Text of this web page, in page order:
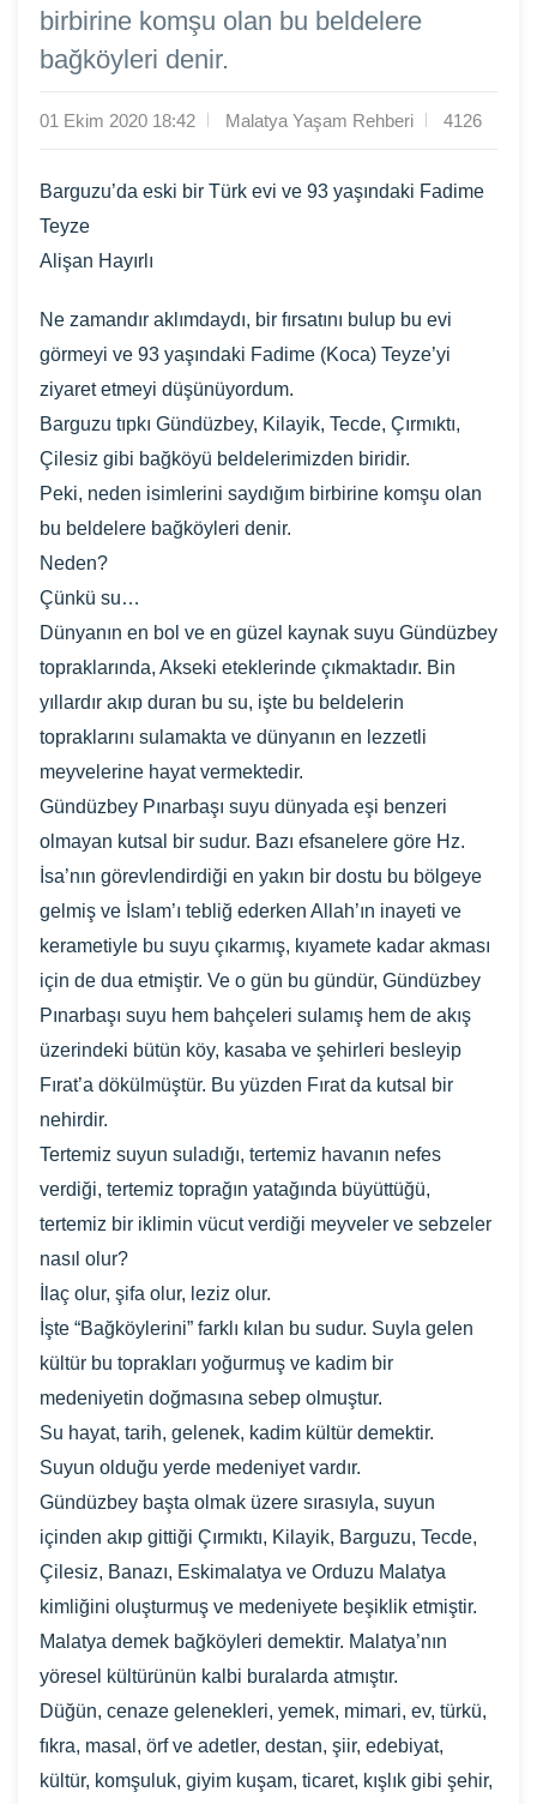
birbirine komşu olan bu beldelere
bağköyleri denir.
01 Ekim 2020 18:42 Malatya Yaşam Rehberi 4126
Barguzu’da eski bir Türk evi ve 93 yaşındaki Fadime
Teyze
Alişan Hayırlı
Ne zamandır aklımdaydı, bir fırsatını bulup bu evi
görmeyi ve 93 yaşındaki Fadime (Koca) Teyze’yi
ziyaret etmeyi düşünüyordum.
Barguzu tıpkı Gündüzbey, Kilayik, Tecde, Çırmıktı,
Çilesiz gibi bağköyü beldelerimizden biridir.
Peki, neden isimlerini saydığım birbirine komşu olan
bu beldelere bağköyleri denir.
Neden?
Çünkü su…
Dünyanın en bol ve en güzel kaynak suyu Gündüzbey
topraklarında, Akseki eteklerinde çıkmaktadır. Bin
yıllardır akıp duran bu su, işte bu beldelerin
topraklarını sulamakta ve dünyanın en lezzetli
meyvelerine hayat vermektedir.
Gündüzbey Pınarbaşı suyu dünyada eşi benzeri
olmayan kutsal bir sudur. Bazı efsanelere göre Hz.
İsa’nın görevlendirdiği en yakın bir dostu bu bölgeye
gelmiş ve İslam’ı tebliğ ederken Allah’ın inayeti ve
kerametiyle bu suyu çıkarmış, kıyamete kadar akması
için de dua etmiştir. Ve o gün bu gündür, Gündüzbey
Pınarbaşı suyu hem bahçeleri sulamış hem de akış
üzerindeki bütün köy, kasaba ve şehirleri besleyip
Fırat’a dökülmüştür. Bu yüzden Fırat da kutsal bir
nehirdir.
Tertemiz suyun suladığı, tertemiz havanın nefes
verdiği, tertemiz toprağın yatağında büyüttüğü,
tertemiz bir iklimin vücut verdiği meyveler ve sebzeler
nasıl olur?
İlaç olur, şifa olur, leziz olur.
İşte “Bağköylerini” farklı kılan bu sudur. Suyla gelen
kültür bu toprakları yoğurmuş ve kadim bir
medeniyetin doğmasına sebep olmuştur.
Su hayat, tarih, gelenek, kadim kültür demektir.
Suyun olduğu yerde medeniyet vardır.
Gündüzbey başta olmak üzere sırasıyla, suyun
içinden akıp gittiği Çırmıktı, Kilayik, Barguzu, Tecde,
Çilesiz, Banazı, Eskimalatya ve Orduzu Malatya
kimliğini oluşturmuş ve medeniyete beşiklik etmiştir.
Malatya demek bağköyleri demektir. Malatya’nın
yöresel kültürünün kalbi buralarda atmıştır.
Düğün, cenaze gelenekleri, yemek, mimari, ev, türkü,
fıkra, masal, örf ve adetler, destan, şiir, edebiyat,
kültür, komşuluk, giyim kuşam, ticaret, kışlık gibi şehir,